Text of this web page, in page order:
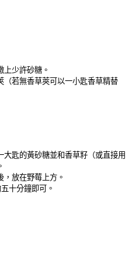
上少許砂糖。
（若無香草莢可以一小匙香草精替
大匙的黃砂糖並和香草籽（或直接用
，放在野莓上方。
十分鐘即可。